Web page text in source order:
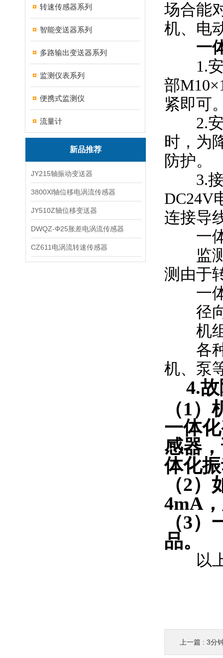
转速传感器系列
智能变送器系列
多路输出变送器系列
监测仪表系列
便携式监测仪
流量计
新品推荐
JY215轴振动变送器
3800Xl轴位移电涡流传感器
JY510Z轴位移变送器
DWQZ-Φ25胀差电涡流传感器
CZ611电涡流转速传感器
场合能
机、电
一
1.安
部
紧即可
2.安
时，为
防护。
3.接
DC24V
连接导
一体
监测
测由于
一体
径向
机组
各种
机、泵
4.
（1
一体
感器
体化
（2
4mA
（3
品。
以上
上一篇 : 3分